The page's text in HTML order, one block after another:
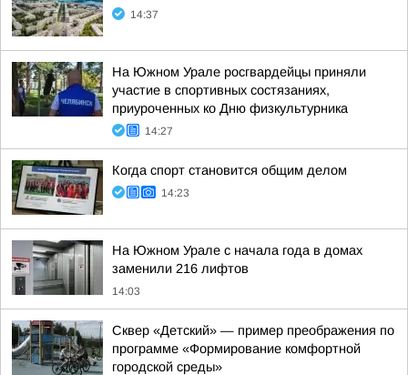
14:37
На Южном Урале росгвардейцы приняли
участие в спортивных состязаниях,
приуроченных ко Дню физкультурника
14:27
Когда спорт становится общим делом
14:23
На Южном Урале с начала года в домах
заменили 216 лифтов
14:03
Сквер «Детский» — пример преображения по
программе «Формирование комфортной
городской среды»